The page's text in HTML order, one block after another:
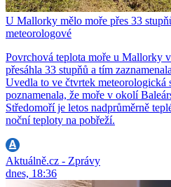
U Mallorky mělo moře přes 33
meteorologové
Povrchová teplota moře u Mallorky
přesáhla 33 stupňů a tím
Uvedla to ve čtvrtek meteorologická
poznamenala, že moře v okolí
Středomoří je letos nadprůměrně
noční teploty na pobřeží.
Aktuálně.cz - Zprávy
dnes, 18:36